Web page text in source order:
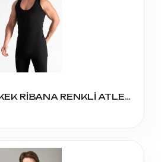
0102 TUTKU ERKEK RİBANA RENKLİ ATLET NO:3